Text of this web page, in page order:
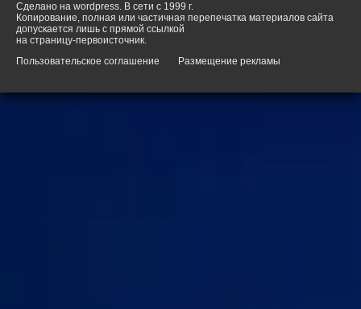
Сделано на wordpress. В сети с 1999 г.
Копирование, полная или частичная перепечатка материалов сайта
допускается лишь с прямой ссылкой
на страницу-первоисточник.
Пользовательское соглашение
Размещение рекламы